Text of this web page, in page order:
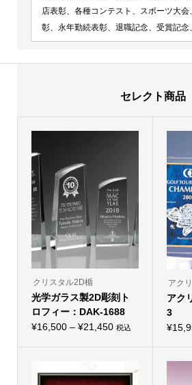
店表彰、各種コンテスト、スポーツ大
彰、永年勤続表彰、退職記念、受賞記念
セレクト商品
クリスタル2D楯
光学ガラス製2D彫刻ト
ロフィー：DAK-1688
¥16,500 – ¥21,450価
¥16,500
税込
の
に
アク
アク
3
¥
の